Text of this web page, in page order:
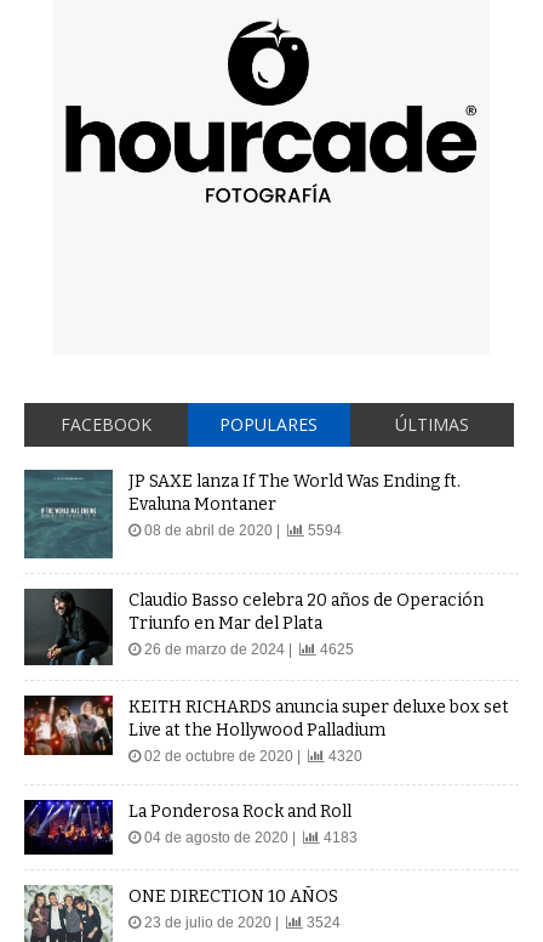
FACEBOOK POPULARES ÚLTIMAS
JP SAXE lanza If The World Was Ending ft.
Evaluna Montaner
08 de abril de 2020 | 5594
Claudio Basso celebra 20 años de Operación
Triunfo en Mar del Plata
26 de marzo de 2024 | 4625
KEITH RICHARDS anuncia super deluxe box set
Live at the Hollywood Palladium
02 de octubre de 2020 | 4320
La Ponderosa Rock and Roll
04 de agosto de 2020 | 4183
ONE DIRECTION 10 AÑOS
23 de julio de 2020 | 3524